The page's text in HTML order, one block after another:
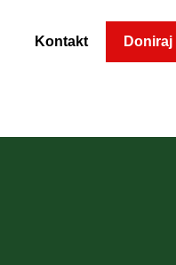
Kontakt Doniraj